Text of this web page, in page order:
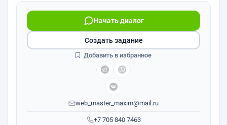
+7 705 840 7463
Начать диалог
web_master_maxim@mail.ru
Создать задание
Добавить в избранное